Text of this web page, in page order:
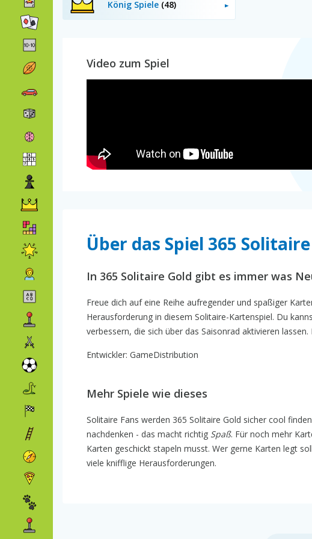
König Spiele (48)
Video zum Spiel
Über das Spiel 365
In 365 Solitaire Gold gibt es immer was
Freue dich auf eine Reihe aufregender und spaßiger
Herausforderung in diesem Solitaire-Kartenspiel. Du
verbessern, die sich über das Saisonrad aktivieren
Entwickler: GameDistribution
Mehr Spiele wie dieses
Solitaire Fans werden 365 Solitaire Gold sicher cool
nachdenken - das macht richtig Spaß. Für noch mehr
Karten geschickt stapeln musst. Wer gerne Karten legt
viele knifflige Herausforderungen.